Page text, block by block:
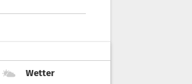
Wetter